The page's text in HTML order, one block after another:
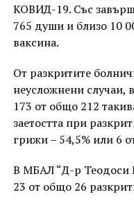
КОВИД-19. Със
765 души и близо 10
ваксина.
От разкритите
неусложнени случаи,
173 от общо 212
заетостта при
грижи – 54,5% или 6
В МБАЛ “Д-р Теодоси
23 от общо 26